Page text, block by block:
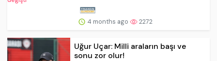
4 months ago 2272
Uğur Uçar: Milli araların başı ve
sonu zor olur!